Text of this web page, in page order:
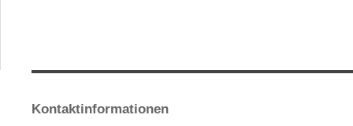
Kontaktinformationen